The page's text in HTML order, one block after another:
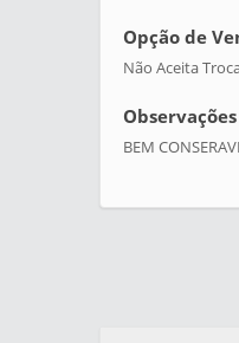
Opção de
Não Aceita
Observações
BEM